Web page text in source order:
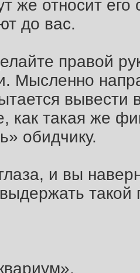
же относит
до вас.
правой
Мысленно
вывести
как такая же
обидчику.
и вы
такой